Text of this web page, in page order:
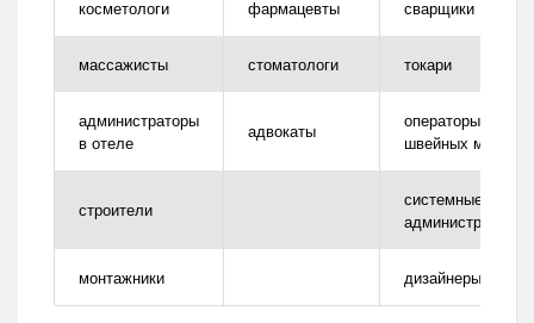
косметологи фармацевты сварщики
массажисты стоматологи токари
администраторы
в отеле
адвокаты
операторы
швейных машин
строители
системные
администраторы
монтажники дизайнеры